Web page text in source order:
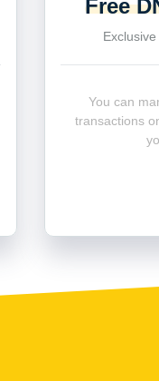
Free
You can
transactions